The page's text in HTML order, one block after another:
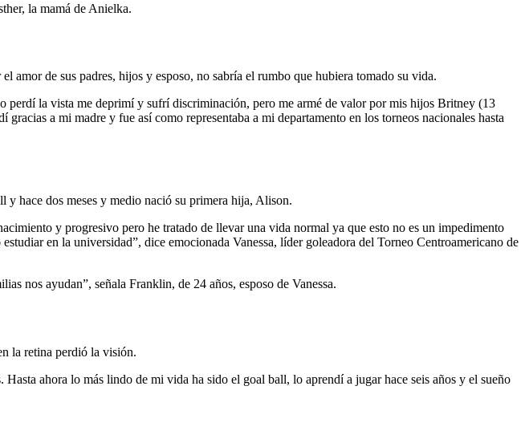
la mamá de Anielka.
amor de sus padres, hijos y esposo, no sabría el rumbo que hubiera tomado su vida.
perdí la vista me deprimí y sufrí discriminación, pero me armé de valor por mis hijos Britney (13
a mi madre y fue así como representaba a mi departamento en los torneos nacionales hasta
y hace dos meses y medio nació su primera hija, Alison.
y progresivo pero he tratado de llevar una vida normal ya que esto no es un impedimento
en la universidad”, dice emocionada Vanessa, líder goleadora del Torneo Centroamericano de
nos ayudan”, señala Franklin, de 24 años, esposo de Vanessa.
la retina perdió la visión.
ahora lo más lindo de mi vida ha sido el goal ball, lo aprendí a jugar hace seis años y el sueño